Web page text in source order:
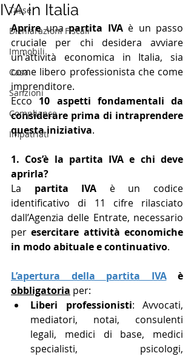
Tasse
Dichiarazioni Fiscali
Immobili
Casa
Sanzioni
Compliance
Impatriati
IVA in Italia
Aprire una partita IVA è un passo
cruciale per chi desidera avviare
un'attività economica in Italia, sia
come libero professionista che come
imprenditore.
Ecco 10 aspetti fondamentali da
considerare prima di intraprendere
questa iniziativa.
1. Cos’è la partita IVA e chi deve
aprirla?
La partita IVA è un codice
identificativo di 11 cifre rilasciato
dall’Agenzia delle Entrate, necessario
per esercitare attività economiche
in modo abituale e continuativo.
L’apertura della partita IVA
obbligatoria per:
Liberi professionisti: Avvocati,
mediatori, notai, consulenti
legali, medici di base, medici
specialisti, psicologi,